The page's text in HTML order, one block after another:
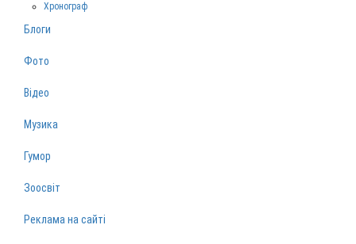
Хронограф
Блоги
Фото
Відео
Музика
Гумор
Зоосвіт
Реклама на сайті